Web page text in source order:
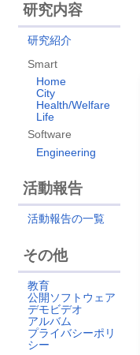
研究内容
研究紹介
Smart
Home
City
Health/Welfare
Life
Software
Engineering
活動報告
活動報告の一覧
その他
教育
公開ソフトウェア
デモビデオ
アルバム
プライバシーポリ
シー